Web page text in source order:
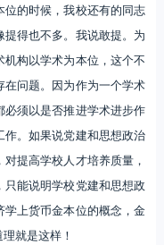
的时候，我校还有的同志
得也不多。我说敢提。为
构以学术为本位，这个不
问题。因为作为一个学术
须以是否推进学术进步作
。如果说党建和思想政治
提高学校人才培养质量，
能说明学校党建和思想政
上货币金本位的概念，金
就是这样！